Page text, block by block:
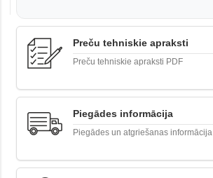
Preču tehniskie apraksti
Preču tehniskie apraksti PDF
Piegādes informācija
Piegādes un atgriešanas informācija